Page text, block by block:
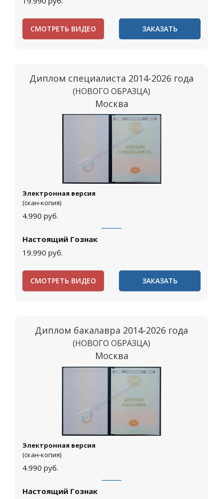
СМОТРЕТЬ ВИДЕО ЗАКАЗАТЬ
Диплом специалиста 2014-2026 года
(НОВОГО ОБРАЗЦА)
Москва
Электронная версия
(скан-копия)
4.990 руб.
Настоящий Гознак
19.990 руб.
СМОТРЕТЬ ВИДЕО ЗАКАЗАТЬ
Диплом бакалавра 2014-2026 года
(НОВОГО ОБРАЗЦА)
Москва
Электронная версия
(скан-копия)
4.990 руб.
Настоящий Гознак